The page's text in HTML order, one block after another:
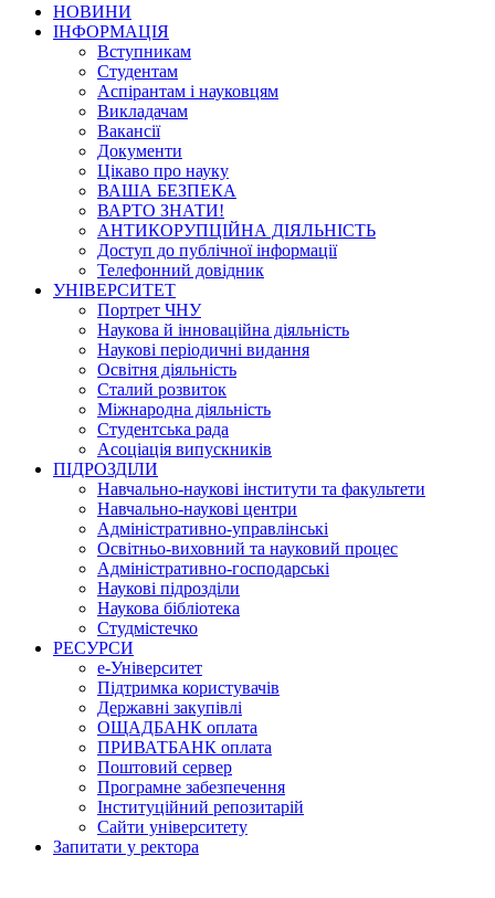
НОВИНИ
ІНФОРМАЦІЯ
Вступникам
Студентам
Аспірантам і науковцям
Викладачам
Вакансії
Документи
Цікаво про науку
ВАША БЕЗПЕКА
ВАРТО ЗНАТИ!
АНТИКОРУПЦІЙНА ДІЯЛЬНІСТЬ
Доступ до публічної інформації
Телефонний довідник
УНІВЕРСИТЕТ
Портрет ЧНУ
Наукова й інноваційна діяльність
Наукові періодичні видання
Освітня діяльність
Сталий розвиток
Міжнародна діяльність
Студентська рада
Асоціація випускників
ПІДРОЗДІЛИ
Навчально-наукові інститути та факультети
Навчально-наукові центри
Адміністративно-управлінські
Освітньо-виховний та науковий процес
Адміністративно-господарські
Наукові підрозділи
Наукова бібліотека
Студмістечко
РЕСУРСИ
е-Університет
Підтримка користувачів
Державні закупівлі
ОЩАДБАНК оплата
ПРИВАТБАНК оплата
Поштовий сервер
Програмне забезпечення
Інституційний репозитарій
Сайти університету
Запитати у ректора